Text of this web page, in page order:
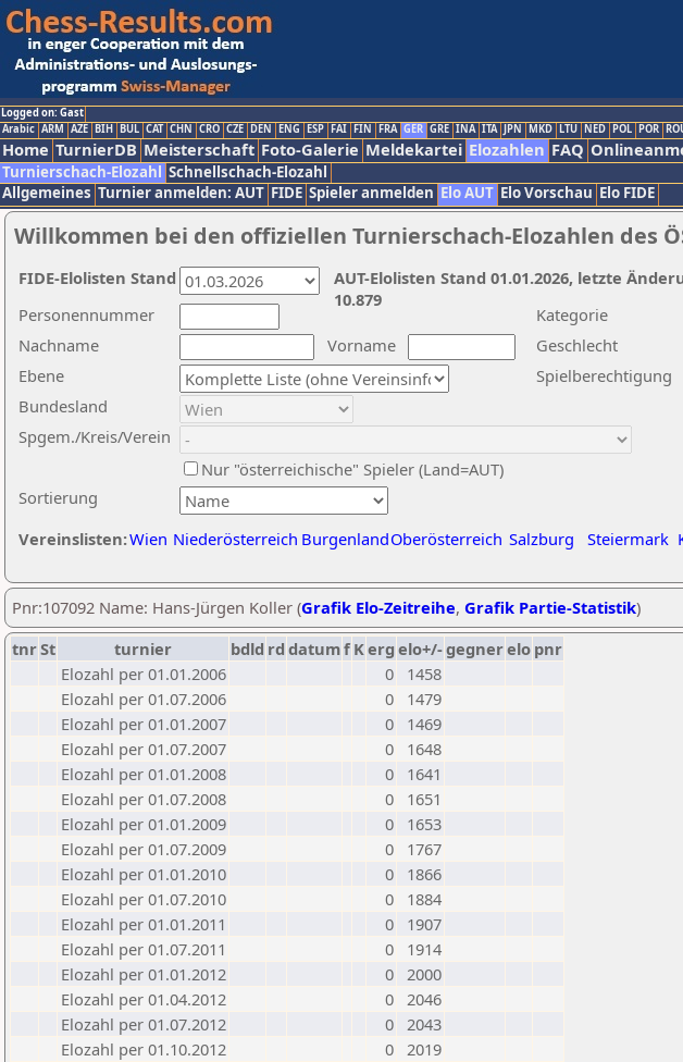
Logged on: Gast
Arabic ARM AZE BIH BUL CAT CHN CRO CZE DEN ENG ESP FAI FIN FRA GER GRE INA ITA JPN MKD LTU NED POL POR
Home TurnierDB Meisterschaft Foto-Galerie Meldekartei Elozahlen FAQ
Turnierschach-Elozahl Schnellschach-Elozahl
Allgemeines Turnier anmelden: AUT FIDE Spieler anmelden Elo AUT Elo Vorschau Elo FIDE
Willkommen bei den offiziellen Turnierschach-Elozahlen des
Nachname
Vorname
Ebene
Kategorie
Sortierung
Personennummer
Bundesland
Spgem./Kreis/Verein
Geschlecht
Nur "österreichische" Spieler (Land=AUT)
Spielberechtigung
Vereinslisten:Wien Niederösterreich BurgenlandOberösterreich Salzburg Steiermark
AUT-Elolisten Stand 01.01.2026, letzte
10.879
FIDE-Elolisten Stand
Pnr:107092 Name: Hans-Jürgen Koller (Grafik Elo-Zeitreihe, Grafik Partie-Statistik)
tnrSt turnier bdld rd datumf Kerg elo+/-gegnerelo pnr
Elozahl per 01.01.2006
0
1458
Elozahl per 01.07.2006
0
1479
Elozahl per 01.01.2007
0
1469
Elozahl per 01.07.2007
0
1648
Elozahl per 01.01.2008
0
1641
Elozahl per 01.07.2008
0
1651
Elozahl per 01.01.2009
0
1653
Elozahl per 01.07.2009
0
1767
Elozahl per 01.01.2010
0
1866
Elozahl per 01.07.2010
0
1884
Elozahl per 01.01.2011
0
1907
Elozahl per 01.07.2011
0
1914
Elozahl per 01.01.2012
0 2000
Elozahl per 01.04.2012
0 2046
Elozahl per 01.07.2012
0 2043
Elozahl per 01.10.2012
0 2019